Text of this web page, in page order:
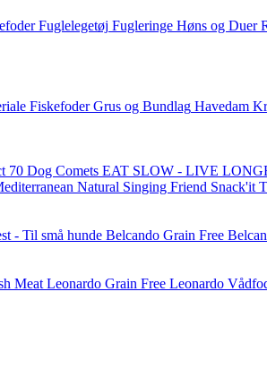
Fuglelegetøj Fugleringe Høns og Duer
Fiskefoder Grus og Bundlag Havedam
70 Dog Comets EAT SLOW - LIVE
Natural Singing Friend Snack'it
- Til små hunde Belcando Grain Free
Meat Leonardo Grain Free Leonardo